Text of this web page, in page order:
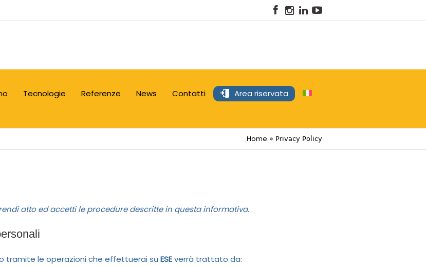
Tecnologie Referenze News Contatti Area riservata
Home » Privacy Policy
atto ed accetti le procedure descritte in questa informativa.
tramite le operazioni che effettuerai su ESEverrà trattato da: